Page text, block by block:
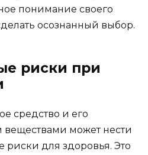
понимание своего
осознанный выбор.
риски при
средство и его
веществами может нести
риски для здоровья. Это